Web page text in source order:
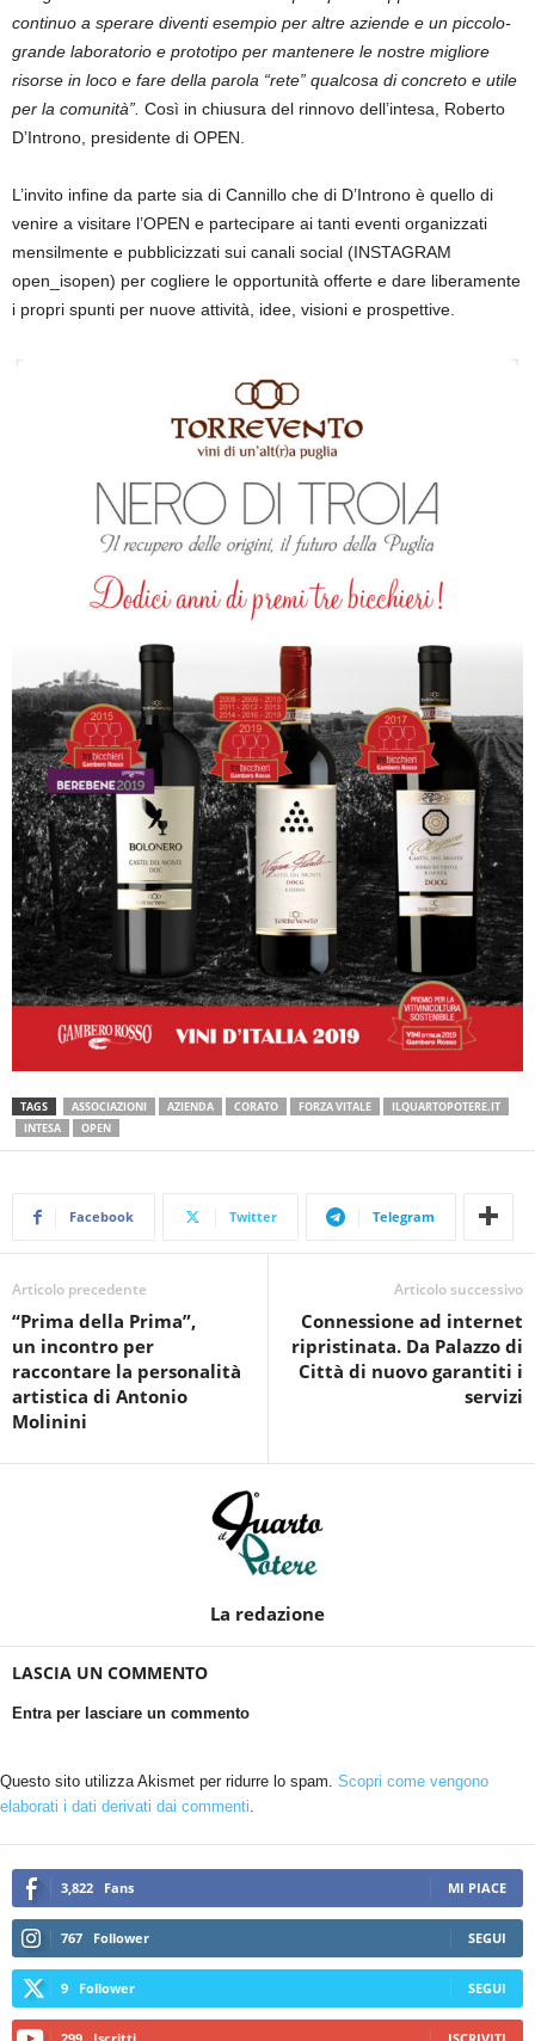
continuo a sperare diventi esempio per altre aziende e un piccolo-
grande laboratorio e prototipo per mantenere le nostre migliore
risorse in loco e fare della parola “rete” qualcosa di concreto e utile
per la comunità”. Così in chiusura del rinnovo dell’intesa, Roberto
D’Introno, presidente di OPEN.
L’invito infine da parte sia di Cannillo che di D’Introno è quello di
venire a visitare l’OPEN e partecipare ai tanti eventi organizzati
mensilmente e pubblicizzati sui canali social (INSTAGRAM
open_isopen) per cogliere le opportunità offerte e dare liberamente
i propri spunti per nuove attività, idee, visioni e prospettive.
TAGS ASSOCIAZIONI AZIENDA CORATO FORZA VITALE
ILQUARTOPOTERE.IT
INTESA
OPEN
Facebook Twitter Telegram
Articolo precedente
“Prima della Prima”,
un incontro per
raccontare la personalità
artistica di Antonio
Molinini
Articolo successivo
Connessione ad internet
ripristinata. Da Palazzo di
Città di nuovo garantiti i
servizi
La redazione
LASCIA UN COMMENTO
Entra per lasciare un commento
Questo sito utilizza Akismet per ridurre lo spam. Scopri come vengono
elaborati i dati derivati dai commenti
3,822 Fans MI PIACE
767 Follower SEGUI
9 Follower SEGUI